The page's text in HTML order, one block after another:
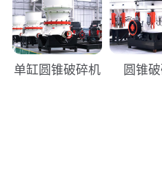
单缸圆锥破碎机 圆锥